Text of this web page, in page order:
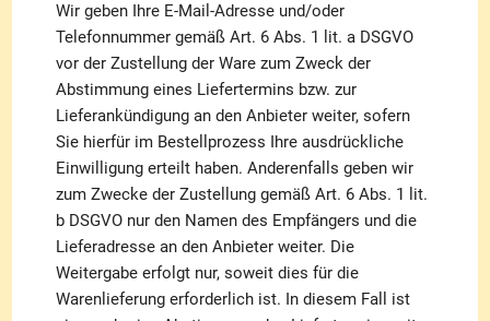
Wir geben Ihre E-Mail-Adresse und/oder
Telefonnummer gemäß Art. 6 Abs. 1 lit. a DSGVO
vor der Zustellung der Ware zum Zweck der
Abstimmung eines Liefertermins bzw. zur
Lieferankündigung an den Anbieter weiter, sofern
Sie hierfür im Bestellprozess Ihre ausdrückliche
Einwilligung erteilt haben. Anderenfalls geben wir
zum Zwecke der Zustellung gemäß Art. 6 Abs. 1 lit.
b DSGVO nur den Namen des Empfängers und die
Lieferadresse an den Anbieter weiter. Die
Weitergabe erfolgt nur, soweit dies für die
Warenlieferung erforderlich ist. In diesem Fall ist